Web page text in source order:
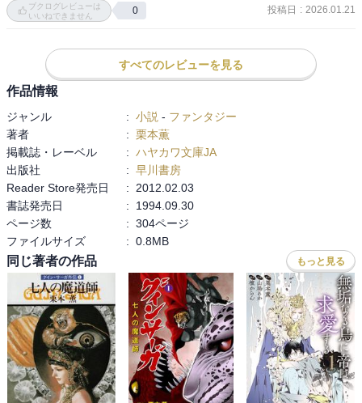
暴自棄になったイシュトヴァーンによりアルセイスは再び騒乱へ。
ー・ラン将軍の死。ユラニアとモンゴール・クムとの講和。
またイシュトヴァーンにとって哀しい展開。リーロの存在に救われ
るけど…。
ブクログレビューは
いいねできません
0 投稿日 : 2026.01.21
すべてのレビューを見る
作品情報
ジャンル : 小説 - ファンタジー
著者
: 栗本薫
掲載誌・レーベル
: ハヤカワ文庫JA
出版社
: 早川書房
Reader Store発売日
:
2012.02.03
書誌発売日
:
1994.09.30
ページ数
: 304ページ
ファイルサイズ
: 0.8MB
同じ著者の作品 もっと見る